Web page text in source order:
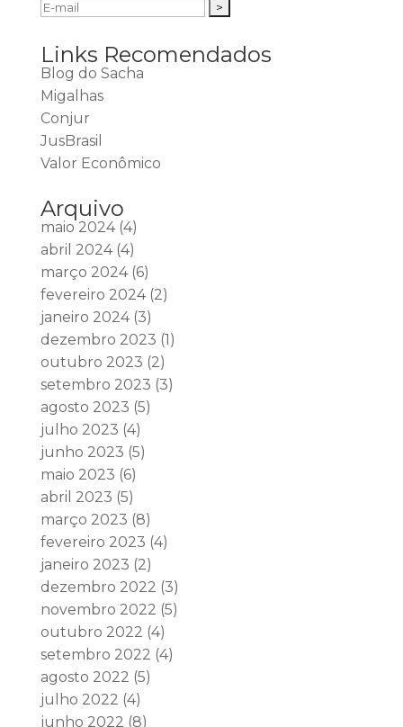
Links Recomendados
Blog do Sacha
Migalhas
Conjur
JusBrasil
Valor Econômico
Arquivo
maio 2024(4)
abril 2024(4)
março 2024(6)
fevereiro 2024(2)
janeiro 2024(3)
dezembro 2023 (1)
outubro 2023 (2)
setembro 2023 (3)
agosto 2023 (5)
julho 2023 (4)
junho 2023 (5)
maio 2023 (6)
abril 2023 (5)
março 2023 (8)
fevereiro 2023 (4)
janeiro 2023 (2)
dezembro 2022 (3)
novembro 2022 (5)
outubro 2022 (4)
setembro 2022 (4)
agosto 2022 (5)
julho 2022 (4)
junho 2022 (8)